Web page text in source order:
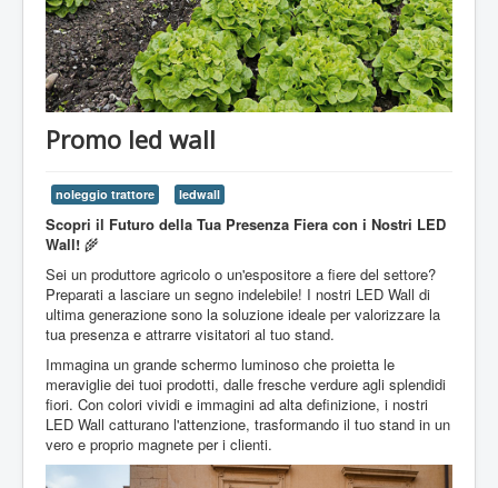
Trattori vigneto
Forbici e potatura
Promo led wall
noleggio trattore ledwall
Scopri il Futuro della Tua Presenza Fiera con i Nostri LED
Wall! 🌾
Sei un produttore agricolo o un'espositore a fiere del settore?
Preparati a lasciare un segno indelebile! I nostri LED Wall di
ultima generazione sono la soluzione ideale per valorizzare la
tua presenza e attrarre visitatori al tuo stand.
Immagina un grande schermo luminoso che proietta le
meraviglie dei tuoi prodotti, dalle fresche verdure agli splendidi
fiori. Con colori vividi e immagini ad alta definizione, i nostri
LED Wall catturano l'attenzione, trasformando il tuo stand in un
vero e proprio magnete per i clienti.